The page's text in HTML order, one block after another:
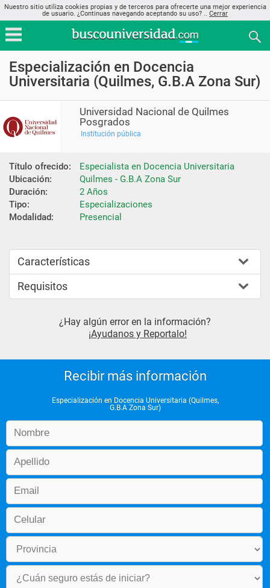
Nuestro sitio utiliza cookies propias y de terceros para ofrecerte una mejor experiencia
de usuario. ¿Continuas navegando aceptando su uso? .. Cerrar
Especialización en Docencia
Universitaria (Quilmes, G.B.A Zona Sur)
Universidad Nacional de Quilmes
Posgrados
Institución pública
Título ofrecido:
Especialista en Docencia Universitaria
Ubicación:
Quilmes - G.B.A Zona Sur
Duración:
2 Años
Tipo:
Especializaciones
Modalidad:
Presencial
Características
Requisitos
¿Hay algún error en la información?
¡Ayudanos y Reportalo!
Recibir más información
Especialización en Docencia Universitaria (Quilmes,
G.B.A Zona Sur)